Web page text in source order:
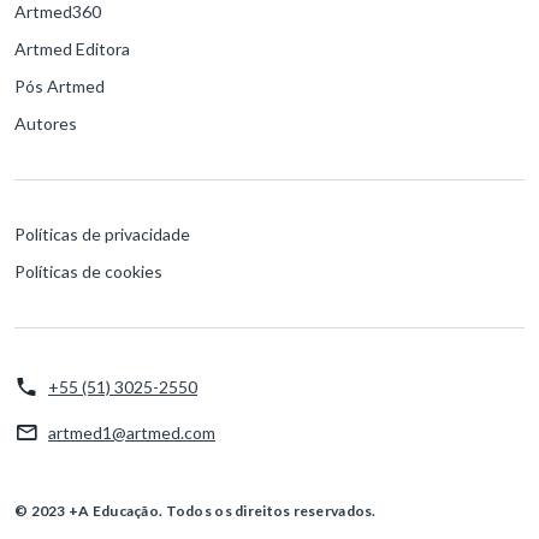
Artmed360
Artmed Editora
Pós Artmed
Autores
Políticas de privacidade
Políticas de cookies
+55 (51) 3025-2550
artmed1@artmed.com
© 2023 +A Educação. Todos os direitos reservados.